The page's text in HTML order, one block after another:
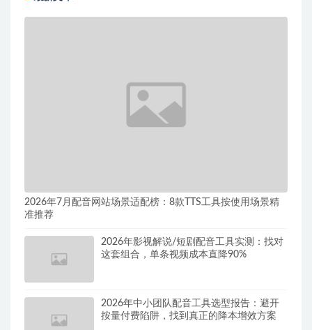
2026年7月配音网站场景适配榜：8款TTS工具按使用场景精
准推荐
2026年影视解说/短剧配音工具实测：找对
这套组合，单条视频成本直降90%
2026年中小团队配音工具选型报告：避开
按量付费陷阱，找到真正的降本增效方案